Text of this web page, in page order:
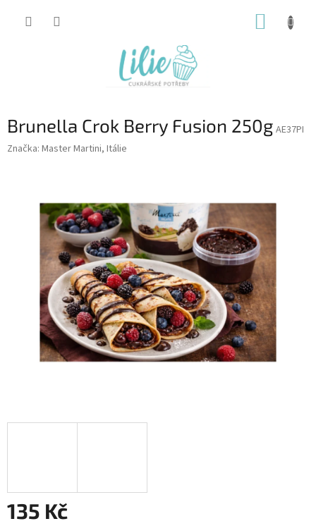
Brunella Crok Berry Fusion 250g AE37PI
Značka: Master Martini, Itálie
135 Kč